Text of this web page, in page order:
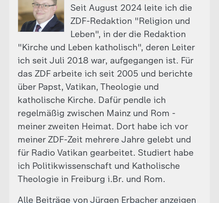
Seit August 2024 leite ich die
ZDF-Redaktion "Religion und
Leben", in der die Redaktion
"Kirche und Leben katholisch", deren Leiter
ich seit Juli 2018 war, aufgegangen ist. Für
das ZDF arbeite ich seit 2005 und berichte
über Papst, Vatikan, Theologie und
katholische Kirche. Dafür pendle ich
regelmäßig zwischen Mainz und Rom -
meiner zweiten Heimat. Dort habe ich vor
meiner ZDF-Zeit mehrere Jahre gelebt und
für Radio Vatikan gearbeitet. Studiert habe
ich Politikwissenschaft und Katholische
Theologie in Freiburg i.Br. und Rom.
Alle Beiträge von Jürgen Erbacher anzeigen